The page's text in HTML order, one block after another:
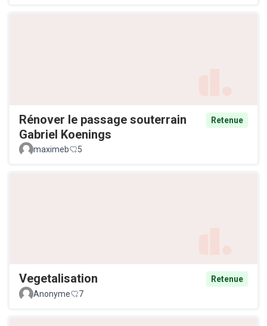
Rénover le passage souterrain
Gabriel Koenings
Retenue
maximeb 5
Vegetalisation
Retenue
Anonyme
7